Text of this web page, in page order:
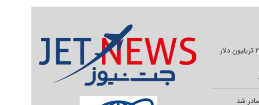
ایکائو : هوانوردی به ۲.۶ تریلیون دلار